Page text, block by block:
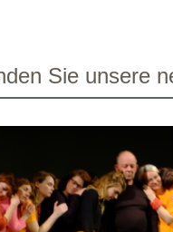
gestalten mit Ihrer
Präsentation. Wir
11.12.2027 - 12.12.2027, 10:00 -
Sie unsere